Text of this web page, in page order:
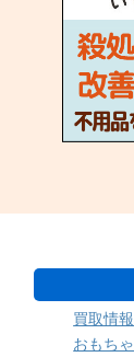
買取情報
おもちゃ